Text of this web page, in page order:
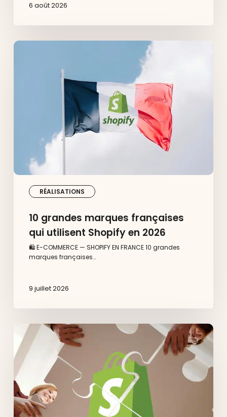
6 août 2026
RÉALISATIONS
10
10 grandes marques françaises
qui utilisent Shopify en 2026
🛍️ E-COMMERCE — SHOPIFY EN FRANCE 10 grandes
marques françaises…
9 juillet 2026
Pourquoi
faire
appel
à
un
expert
Shopify
certifié
pour
votre